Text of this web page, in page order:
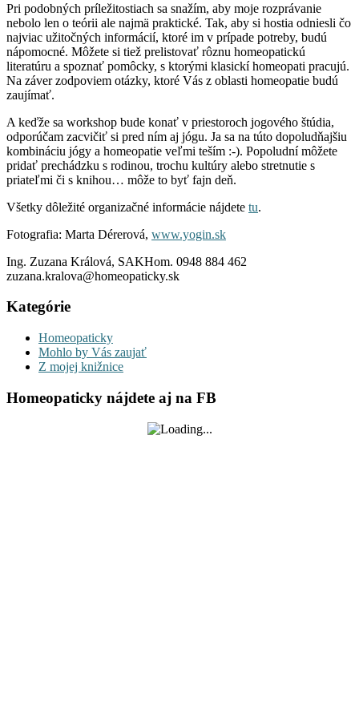
Pri podobných príležitostiach sa snažím, aby moje rozprávanie
nebolo len o teórii ale najmä praktické. Tak, aby si hostia odniesli čo
najviac užitočných informácií, ktoré im v prípade potreby, budú
nápomocné. Môžete si tiež prelistovať rôznu homeopatickú
literatúru a spoznať pomôcky, s ktorými klasickí homeopati pracujú.
Na záver zodpoviem otázky, ktoré Vás z oblasti homeopatie budú
zaujímať.
A keďže sa workshop bude konať v priestoroch jogového štúdia,
odporúčam zacvičiť si pred ním aj jógu. Ja sa na túto dopoludňajšiu
kombináciu jógy a homeopatie veľmi teším :-). Popoludní môžete
pridať prechádzku s rodinou, trochu kultúry alebo stretnutie s
priateľmi či s knihou… môže to byť fajn deň.
Všetky dôležité organizačné informácie nájdete tu.
Fotografia: Marta Dérerová, www.yogin.sk
Ing. Zuzana Králová, SAKHom. 0948 884 462
zuzana.kralova@homeopaticky.sk
Kategórie
Homeopaticky
Mohlo by Vás zaujať
Z mojej knižnice
Homeopaticky nájdete aj na FB